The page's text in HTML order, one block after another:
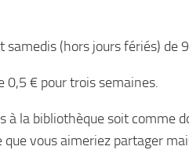
samedis (hors jours fériés) de
0,5 € pour trois semaines.
à la bibliothèque soit comme
vous aimeriez partager